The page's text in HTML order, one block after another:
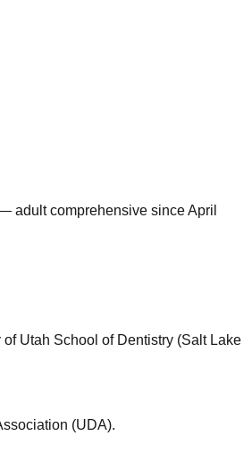
adult comprehensive since April
Utah School of Dentistry (Salt Lake
(UDA).